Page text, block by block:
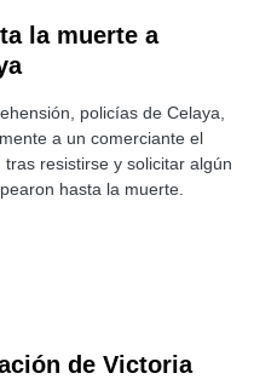
la muerte a
policías de Celaya,
a un comerciante el
resistirse y solicitar algún
hasta la muerte.
de Victoria